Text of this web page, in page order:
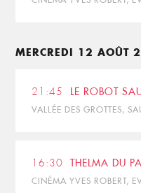
MERCREDI 12 AOÛT
21:45 LE ROBOT
VALLÉE DES GROTTES,
16:30 THELMA DU
CINÉMA YVES ROBERT,